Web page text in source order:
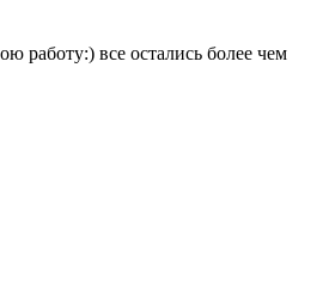
работу:) все остались более чем